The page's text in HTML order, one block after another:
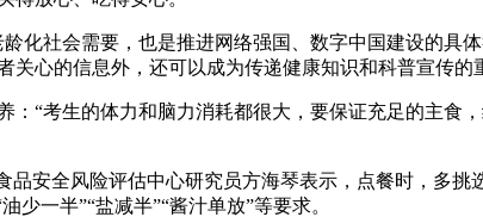
国际足球 网球 综合体育 亚冬会
足球道路
康 颜选攻略 海洋 时尚 天气 才艺 网展
化社会需要，也是推进网络强国、数字中国建设的具
心的信息外，还可以成为传递健康知识和科普宣传的
“考生的体力和脑力消耗都很大，要保证充足的主食
安全风险评估中心研究员方海琴表示，点餐时，多挑
一半”“盐减半”“酱汁单放”等要求。